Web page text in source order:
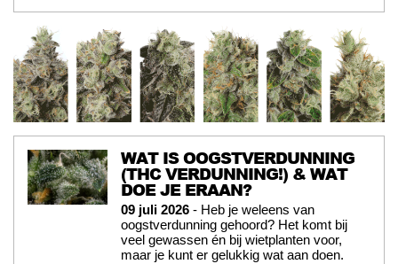
WAT IS OOGSTVERDUNNING
(THC VERDUNNING!) & WAT
DOE JE ERAAN?
09 juli 2026 - Heb je weleens van
oogstverdunning gehoord? Het komt bij
veel gewassen én bij wietplanten voor,
maar je kunt er gelukkig wat aan doen.